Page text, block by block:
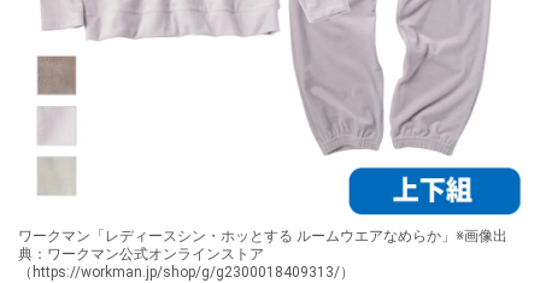
ワークマン「レディースシン・ホッとする ルームウエアなめらか」※画像出
典：ワークマン公式オンラインストア
（https://workman.jp/shop/g/g2300018409313/）